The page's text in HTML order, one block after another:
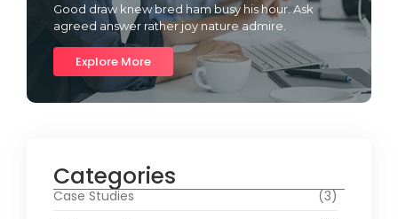
Good draw knew bred ham busy his hour. Ask
agreed answer rather joy nature admire.
Explore More
Categories
Case Studies
(3)